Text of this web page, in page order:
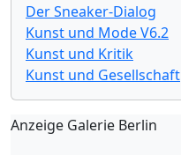
Der Sneaker-Dialog
Kunst und Mode V6.2
Kunst und Kritik
Kunst und Gesellschaft
Anzeige Galerie Berlin